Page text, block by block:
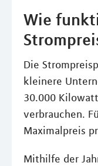
Wie
Die
kleinere
30.000
verbrauchen.
Maximalpreis
Mithilfe der